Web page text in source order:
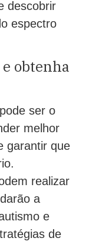
descobrir
espectro
obtenha
ser o
melhor
garantir que
realizar
a
e
de